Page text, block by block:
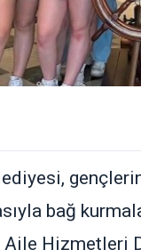
bağ
Aile Hizmetleri